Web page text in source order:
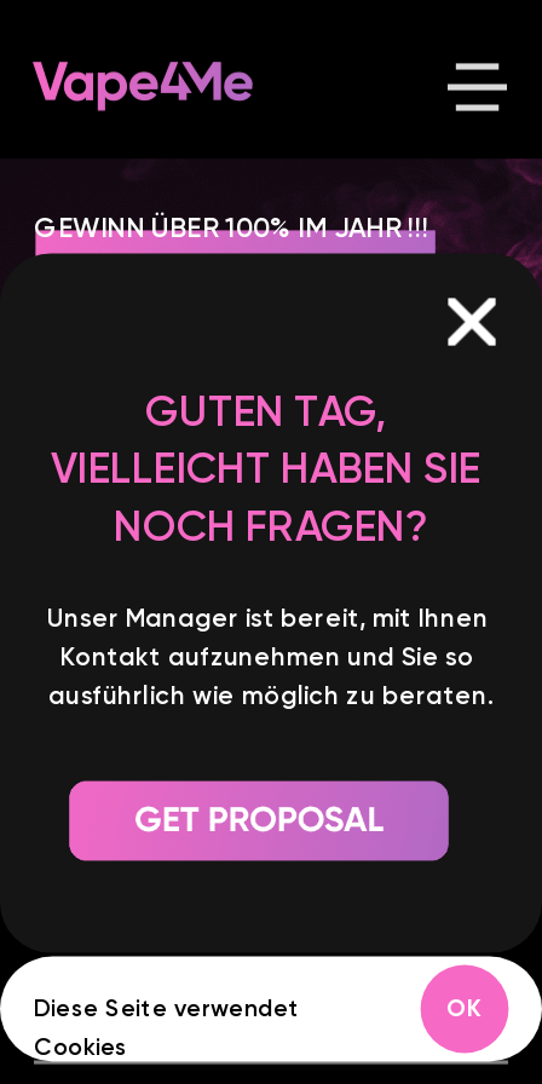
OK
Diese Seite verwendet
Cookies
GUTEN TAG,
VIELLEICHT HABEN SIE
NOCH FRAGEN?
Unser Manager ist bereit, mit Ihnen
Kontakt aufzunehmen und Sie so
ausführlich wie möglich zu beraten.
GEWINN ÜBER 100% IM JAHR !!!
ERFOLGREICHES
GESCHÄFT AB DEM
ERSTEN TAG DER
ERÖFFNUNG